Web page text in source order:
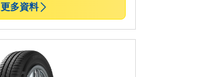
更多資料